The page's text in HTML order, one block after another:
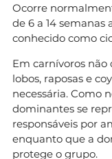
Ocorre
de 6 a 14
conhecido como
Em carnívoros não
lobos, raposas e
necessária. Como
dominantes se
responsáveis por
enquanto que a
protege o grupo.